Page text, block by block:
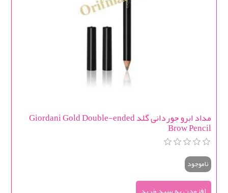
مداد ابرو جوردانی گلد Giordani Gold Double-ended
Brow Pencil
ناموجود